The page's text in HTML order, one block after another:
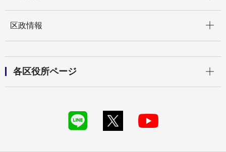
区政情報
各区役所ページ